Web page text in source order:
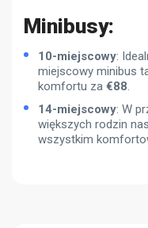
Minibusy:
10-miejscowy:
miejscowy minibus
komfortu za €88.
14-miejscowy: W
większych rodzin
wszystkim